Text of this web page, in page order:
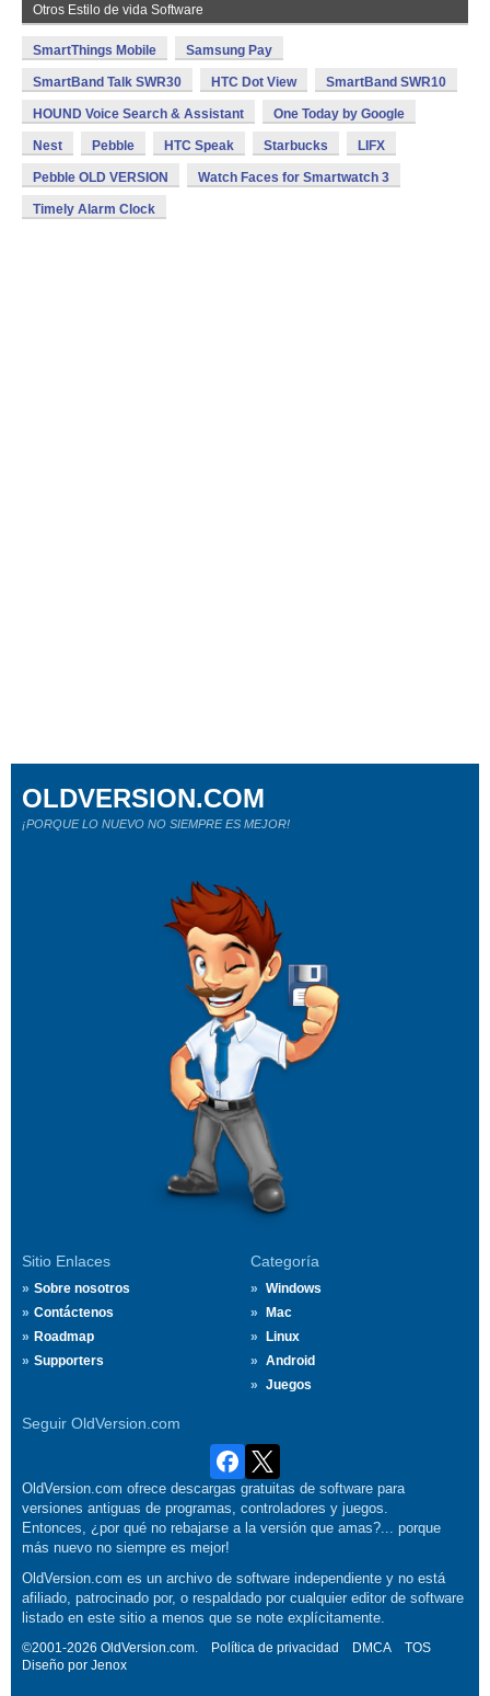
Otros Estilo de vida Software
SmartThings Mobile Samsung Pay
SmartBand Talk SWR30 HTC Dot View SmartBand SWR10
HOUND Voice Search & Assistant One Today by Google
Nest Pebble HTC Speak Starbucks LIFX
Pebble OLD VERSION Watch Faces for Smartwatch 3
Timely Alarm Clock
Sitio Enlaces
Sobre nosotros
Contáctenos
Roadmap
Supporters
Categoría
Windows
Mac
Linux
Android
Juegos
Seguir OldVersion.com
OLDVERSION.COM
¡PORQUE LO NUEVO NO SIEMPRE ES MEJOR!
OldVersion.com ofrece descargas gratuitas de software para
versiones antiguas de programas, controladores y juegos.
Entonces, ¿por qué no rebajarse a la versión que amas?... porque
más nuevo no siempre es mejor!
OldVersion.com es un archivo de software independiente y no está
afiliado, patrocinado por, o respaldado por cualquier editor de software
listado en este sitio a menos que se note explícitamente.
©2001-2026 OldVersion.com. Política de privacidad DMCA
TOS
Diseño por Jenox